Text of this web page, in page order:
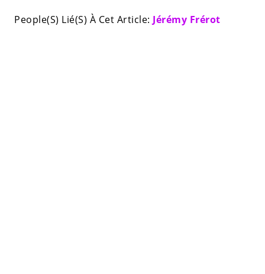
People(S) Lié(S) À Cet Article: Jérémy Frérot